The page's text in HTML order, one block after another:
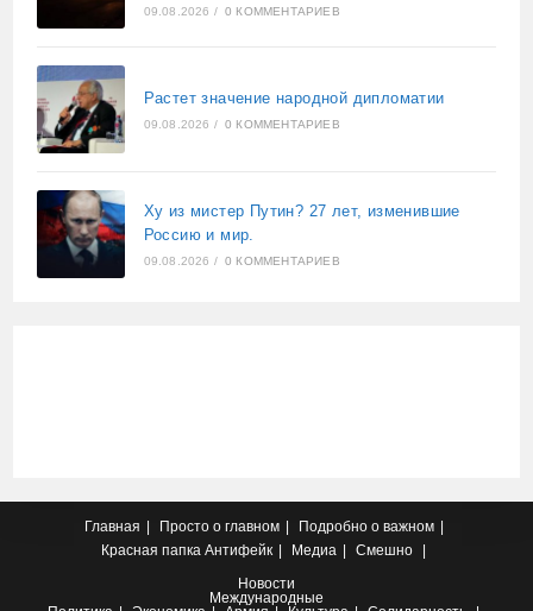
09.08.2026 / 0 КОММЕНТАРИЕВ
Растет значение народной дипломатии
09.08.2026 / 0 КОММЕНТАРИЕВ
Ху из мистер Путин? 27 лет, изменившие
Россию и мир.
09.08.2026 / 0 КОММЕНТАРИЕВ
Главная Просто о главном
Подробно о важном
Красная папка Антифейк Медиа
Смешно
Новости
Международные